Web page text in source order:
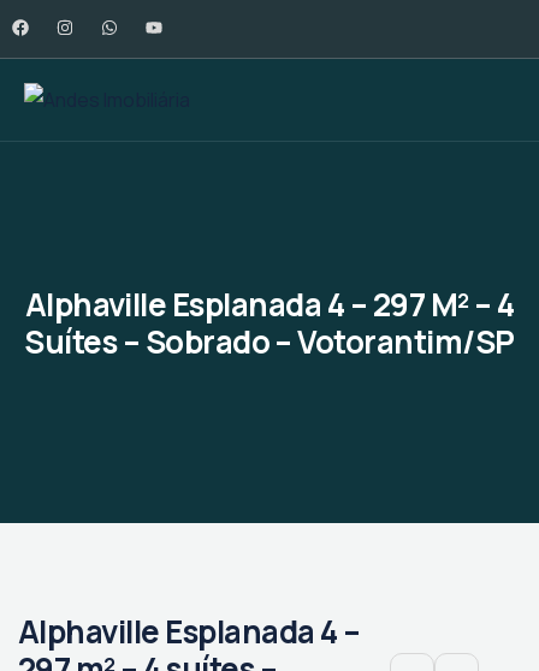
Alphaville Esplanada 4 – 297 M² – 4
Suítes – Sobrado – Votorantim/SP
Alphaville Esplanada 4 –